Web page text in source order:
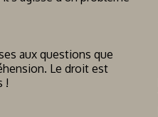
aux questions que
Le droit est
!